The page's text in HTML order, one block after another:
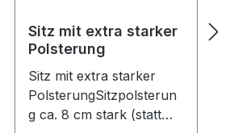
Sitz mit extra starker
Polsterung
Sitz mit extra starker
PolsterungSitzpolsterun
g ca. 8 cm stark (statt